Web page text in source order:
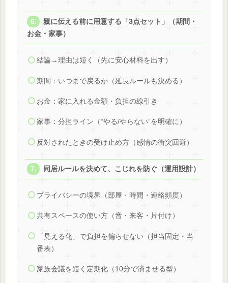
親に伝える前に用意する「3点セット」（期間・
お金・家事）
結論→理由は短く（先に安心材料を出す）
期間：いつまで戻るか（延長ルールも決める）
お金：家に入れる金額・負担の線引き
家事：分担ライン（“やる/やらない”を明確に）
反対されたときの受け止め方（感情の衝突回避）
同居ルールを決めて、こじれを防ぐ（運用設計）
プライバシーの境界（部屋・時間・連絡頻度）
共有スペースの使い方（音・来客・片付け）
「見える化」で負担を偏らせない（担当固定・当
番表）
家族会議を短く定期化（10分で済ませる型）